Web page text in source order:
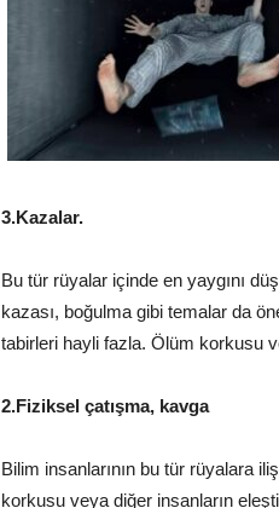
3.Kazalar.
Bu tür rüyalar içinde en yaygını
kazası, boğulma gibi temalar da
tabirleri hayli fazla. Ölüm korkusu
2.Fiziksel çatışma, kavga
Bilim insanlarının bu tür rüyalara
korkusu veya diğer insanların